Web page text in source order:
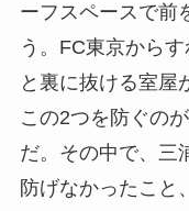
ーフスペースで前
う。FC東京から
と裏に抜ける室屋
この2つを防ぐの
だ。その中で、三
防げなかったこと